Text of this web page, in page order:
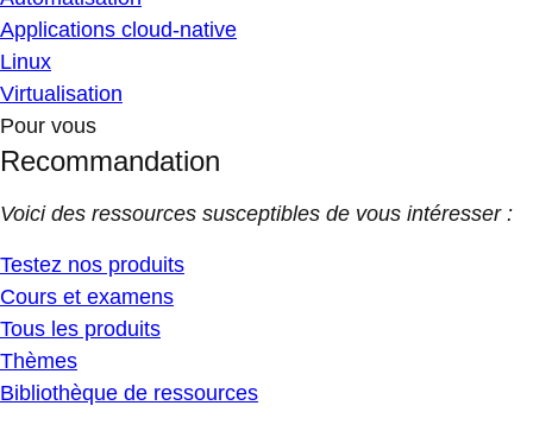
Applications cloud-native
Linux
Virtualisation
Pour vous
Recommandation
Voici des ressources susceptibles de vous intéresser :
Testez nos produits
Cours et examens
Tous les produits
Thèmes
Bibliothèque de ressources